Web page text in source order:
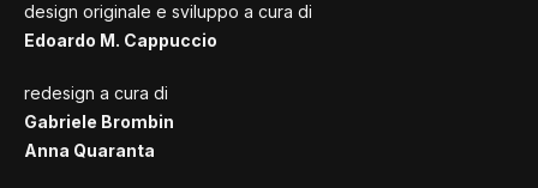
design originale e sviluppo a cura di
Edoardo M. Cappuccio
redesign a cura di
Gabriele Brombin
Anna Quaranta